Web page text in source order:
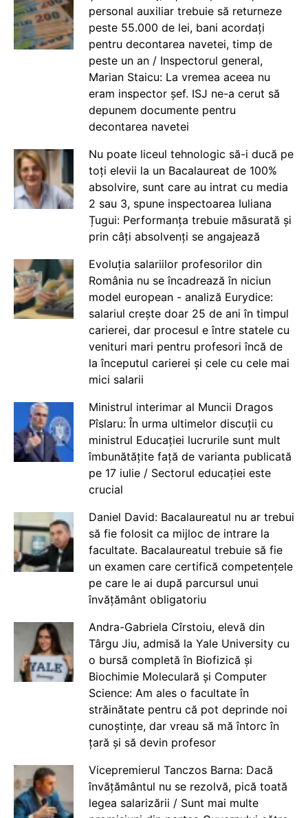
personal auxiliar trebuie să returneze
peste 55.000 de lei, bani acordați
pentru decontarea navetei, timp de
peste un an / Inspectorul general,
Marian Staicu: La vremea aceea nu
eram inspector șef. ISJ ne-a cerut să
depunem documente pentru
decontarea navetei
Nu poate liceul tehnologic să-i ducă pe
toți elevii la un Bacalaureat de 100%
absolvire, sunt care au intrat cu media
2 sau 3, spune inspectoarea Iuliana
Țugui: Performanța trebuie măsurată și
prin câți absolvenți se angajează
Evoluția salariilor profesorilor din
România nu se încadrează în niciun
model european - analiză Eurydice:
salariul crește doar 25 de ani în timpul
carierei, dar procesul e între statele cu
venituri mari pentru profesori încă de
la începutul carierei și cele cu cele mai
mici salarii
Ministrul interimar al Muncii Dragos
Pîslaru: În urma ultimelor discuții cu
ministrul Educației lucrurile sunt mult
îmbunătățite față de varianta publicată
pe 17 iulie / Sectorul educației este
crucial
Daniel David: Bacalaureatul nu ar trebui
să fie folosit ca mijloc de intrare la
facultate. Bacalaureatul trebuie să fie
un examen care certifică competențele
pe care le ai după parcursul unui
învățământ obligatoriu
Andra-Gabriela Cîrstoiu, elevă din
Târgu Jiu, admisă la Yale University cu
o bursă completă în Biofizică și
Biochimie Moleculară și Computer
Science: Am ales o facultate în
străinătate pentru că pot deprinde noi
cunoștințe, dar vreau să mă întorc în
țară și să devin profesor
Vicepremierul Tanczos Barna: Dacă
învățământul nu se rezolvă, pică toată
legea salarizării / Sunt mai multe